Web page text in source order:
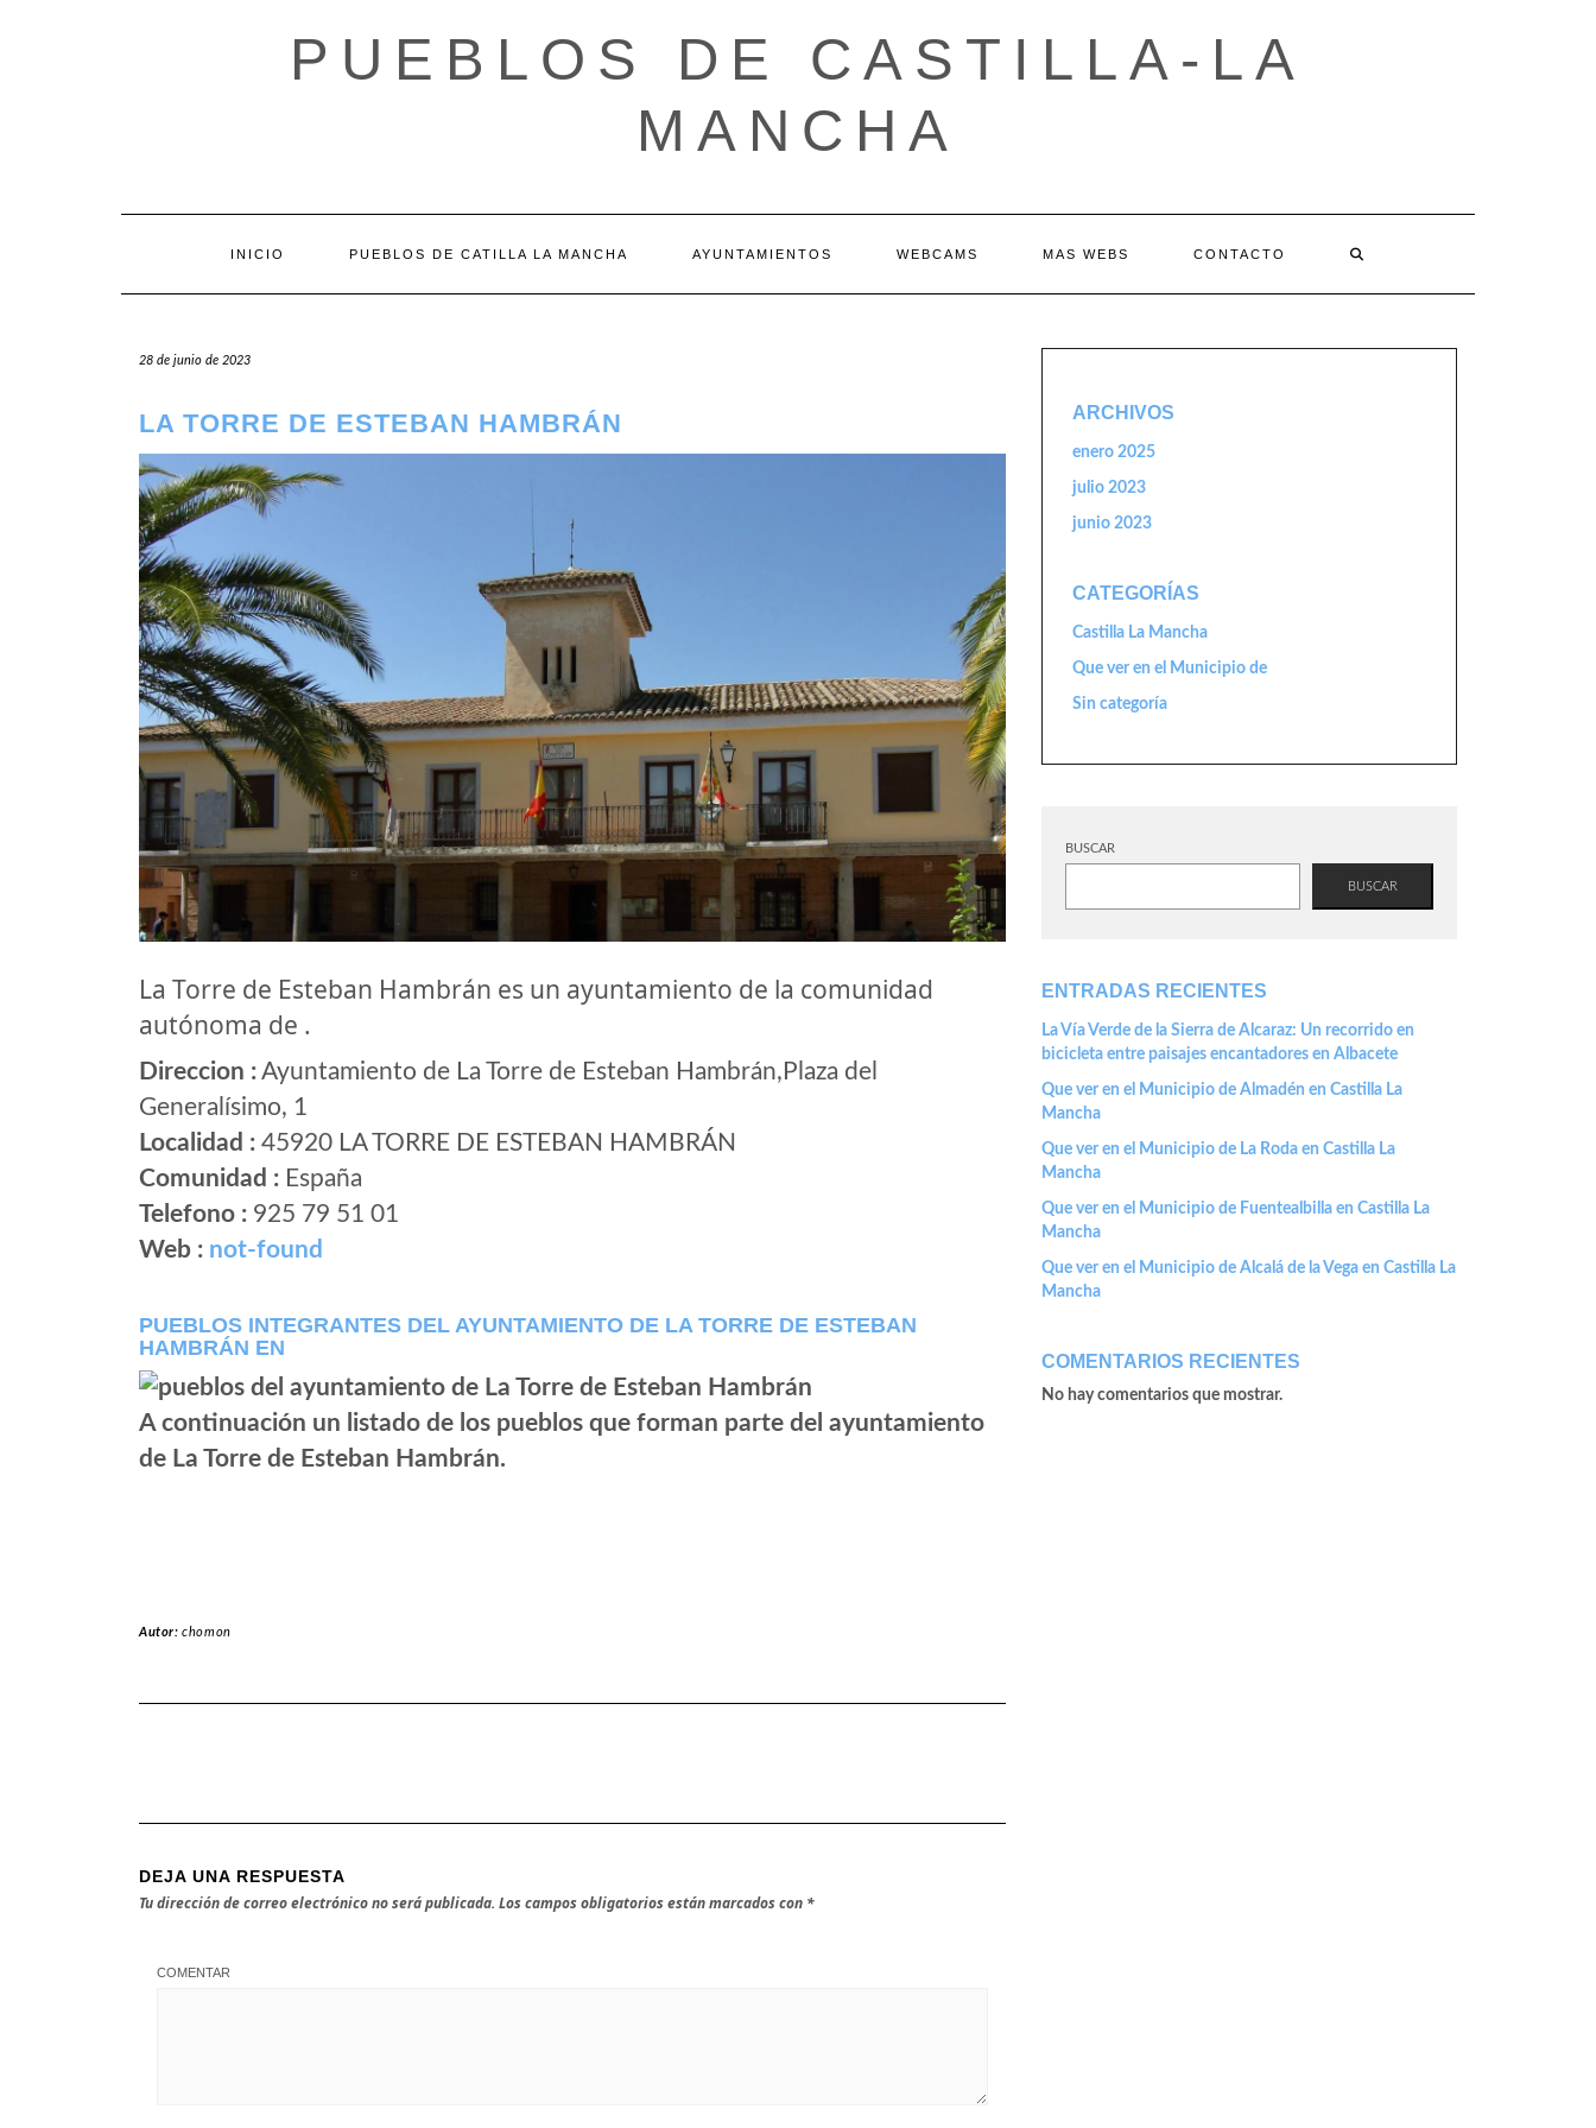
PUEBLOS DE CASTILLA-LA
MANCHA
INICIO PUEBLOS DE CATILLA LA MANCHA AYUNTAMIENTOS WEBCAMS MAS WEBS CONTACTO
28 de junio de 2023
LA TORRE DE ESTEBAN HAMBRÁN
La Torre de Esteban Hambrán es un ayuntamiento de la comunidad
autónoma de .
Direccion :Ayuntamiento de La Torre de Esteban Hambrán,Plaza del
Generalísimo, 1
Localidad : 45920 LA TORRE DE ESTEBAN HAMBRÁN
Comunidad : España
Telefono : 925 79 51 01
Web : not-found
PUEBLOS INTEGRANTES DEL AYUNTAMIENTO DE LA TORRE DE ESTEBAN
HAMBRÁN EN
A continuación un listado de los pueblos que forman parte del ayuntamiento
de La Torre de Esteban Hambrán.
Autor:chomon
DEJA UNA RESPUESTA
Tu dirección de correo electrónico no será publicada. Los campos obligatorios están marcados con *
COMENTAR
ARCHIVOS
enero 2025
julio 2023
junio 2023
CATEGORÍAS
Castilla La Mancha
Que ver en el Municipio de
Sin categoría
BUSCAR
BUSCAR
ENTRADAS RECIENTES
La Vía Verde de la Sierra de Alcaraz: Un recorrido en
bicicleta entre paisajes encantadores en Albacete
Que ver en el Municipio de Almadén en Castilla La
Mancha
Que ver en el Municipio de La Roda en Castilla La
Mancha
Que ver en el Municipio de Fuentealbilla en Castilla La
Mancha
Que ver en el Municipio de Alcalá de la Vega en Castilla La
Mancha
COMENTARIOS RECIENTES
No hay comentarios que mostrar.